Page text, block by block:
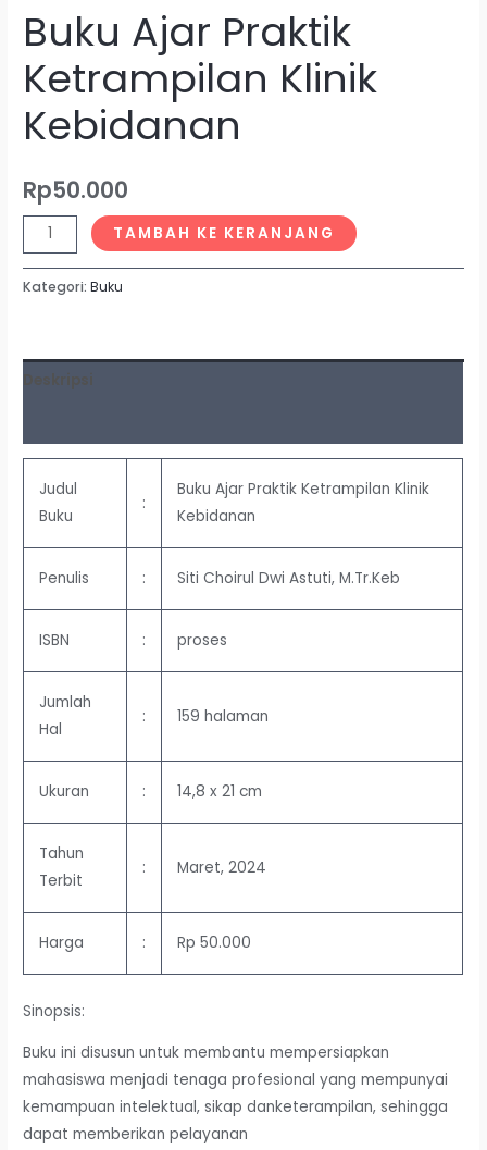
Buku Ajar Praktik
Ketrampilan Klinik
Kebidanan
Rp50.000
TAMBAH KE KERANJANG
Kategori:Buku
Deskripsi
Judul
Buku
:
Buku Ajar Praktik Ketrampilan Klinik
Kebidanan
Penulis : Siti Choirul Dwi Astuti, M.Tr.Keb
ISBN : proses
Jumlah
Hal
: 159 halaman
Ukuran : 14,8 x 21 cm
Tahun
Terbit
: Maret, 2024
Harga : Rp 50.000
Sinopsis:
Buku ini disusun untuk membantu mempersiapkan
mahasiswa menjadi tenaga profesional yang mempunyai
kemampuan intelektual, sikap danketerampilan, sehingga
dapat memberikan pelayanan